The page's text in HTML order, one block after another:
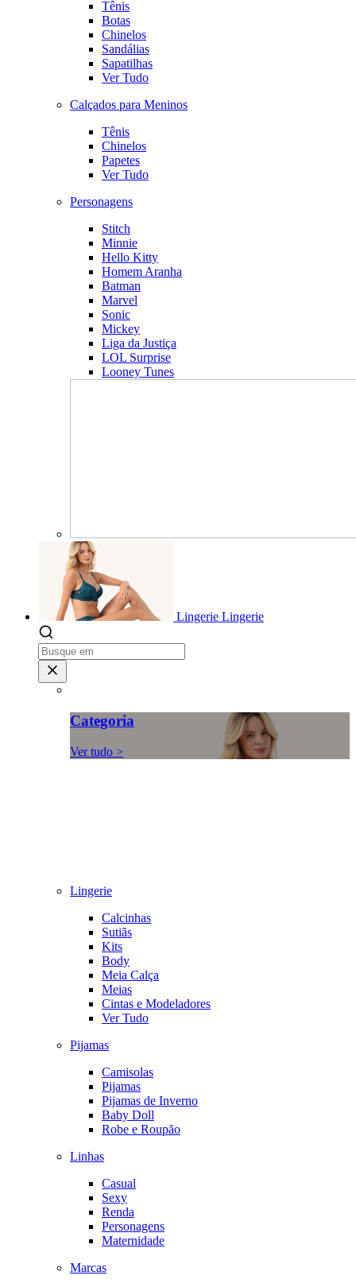
Tênis
Botas
Chinelos
Sandálias
Sapatilhas
Ver Tudo
Calçados para Meninos
Tênis
Chinelos
Papetes
Ver Tudo
Personagens
Stitch
Minnie
Hello Kitty
Homem Aranha
Batman
Marvel
Sonic
Mickey
Liga da Justiça
LOL Surprise
Looney Tunes
Lingerie Lingerie
Categoria
Ver tudo >
Lingerie
Calcinhas
Sutiãs
Kits
Body
Meia Calça
Meias
Cintas e Modeladores
Ver Tudo
Pijamas
Camisolas
Pijamas
Pijamas de Inverno
Baby Doll
Robe e Roupão
Linhas
Casual
Sexy
Renda
Personagens
Maternidade
Marcas